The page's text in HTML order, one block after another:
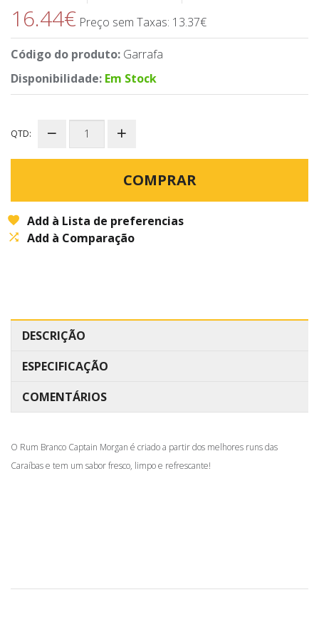
16.44€ Preço sem Taxas: 13.37€
Código do produto: Garrafa
Disponibilidade: Em Stock
QTD:
COMPRAR
Add à Lista de preferencias
Add à Comparação
DESCRIÇÃO
ESPECIFICAÇÃO
COMENTÁRIOS
O Rum Branco Captain Morgan é criado a partir dos melhores runs das
Caraíbas e tem um sabor fresco, limpo e refrescante!